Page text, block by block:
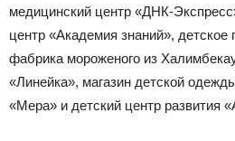
медицинский центр «ДНК-
центр «Академия знаний», детское
фабрика мороженого из
«Линейка», магазин детской
«Мера» и детский центр развития